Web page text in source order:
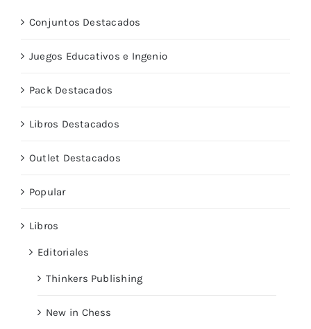
Conjuntos Destacados
Juegos Educativos e Ingenio
Pack Destacados
Libros Destacados
Outlet Destacados
Popular
Libros
Editoriales
Thinkers Publishing
New in Chess